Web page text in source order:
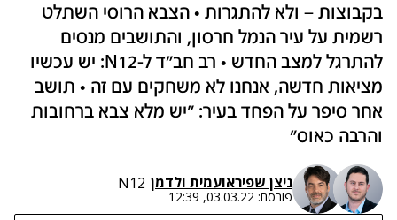
בקבוצות – ולא להתגרות • הצבא הרוסי השתלט
רשמית על עיר הנמל חרסון, והתושבים מנסים
להתרגל למצב החדש • רב חב"ד ל-N12: יש עכשיו
מציאות חדשה, אנחנו לא משחקים עם זה • תושב
אחר סיפר על הפחד בעיר: "יש מלא צבא ברחובות
והרבה כאוס"
ניצן שפיראועמית ולדמן N12
פורסם: 03.03.22, 12:39